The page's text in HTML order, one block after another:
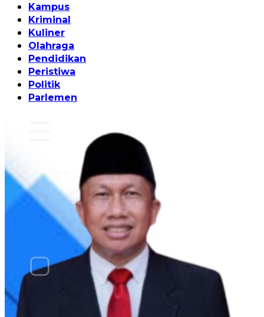
Kampus
Kriminal
Kuliner
Olahraga
Pendidikan
Peristiwa
Politik
Parlemen